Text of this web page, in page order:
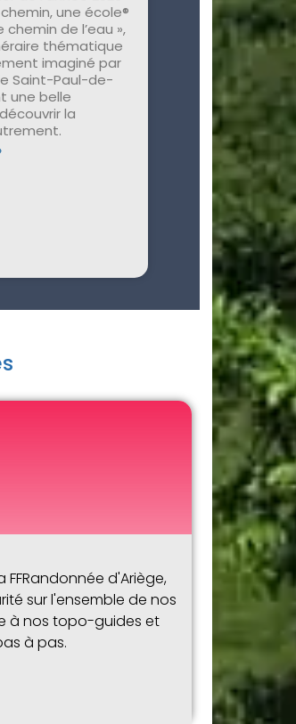
une école®
chemin de l’eau »,
thématique
imaginé par
Saint-Paul-de-
une belle
la
d'Ariège,
sur l'ensemble de nos
à nos topo-guides et
à pas.